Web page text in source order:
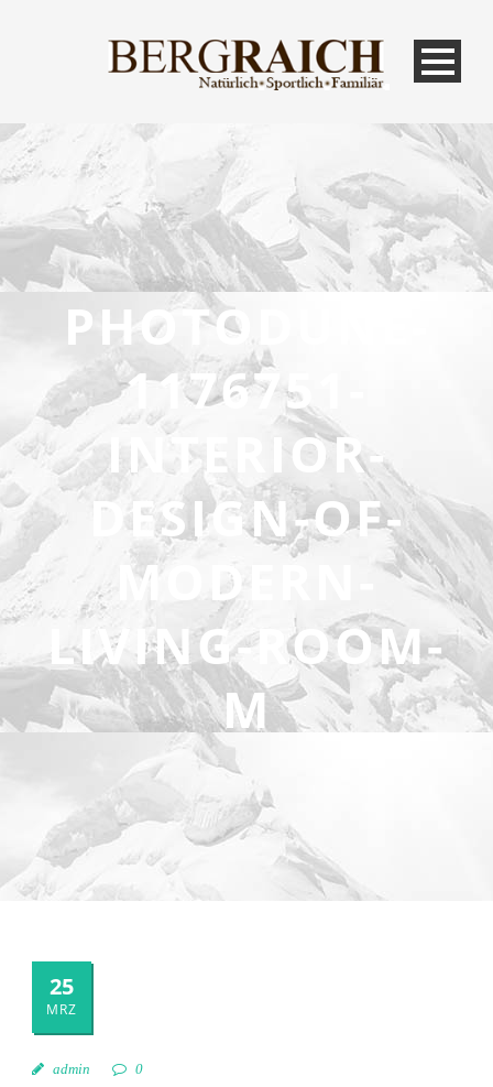
PHOTODUNE-
1176751-
INTERIOR-
DESIGN-OF-
MODERN-
LIVING-ROOM-
M
25
MRZ
admin 0